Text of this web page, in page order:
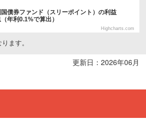
債券ファンド（スリーポイント）の利益
年利0.1%で算出）
Highcharts.com
ます。
更新日：2026年06月